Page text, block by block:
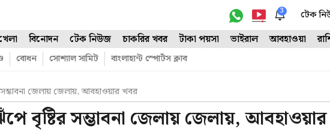
3 টেক
বিনোদন টেক নিউজ চাকরির খবর টাকা পয়সা ভাইরাল আবহাওয়া
বোধন সোশ্যাল সামিট বাংলাহান্ট স্পোর্টস ক্লাব
জেলায় জেলায়, আবহাওয়ার খবর
বৃষ্টির সম্ভাবনা জেলায় জেলায়, আবহাওয়ার